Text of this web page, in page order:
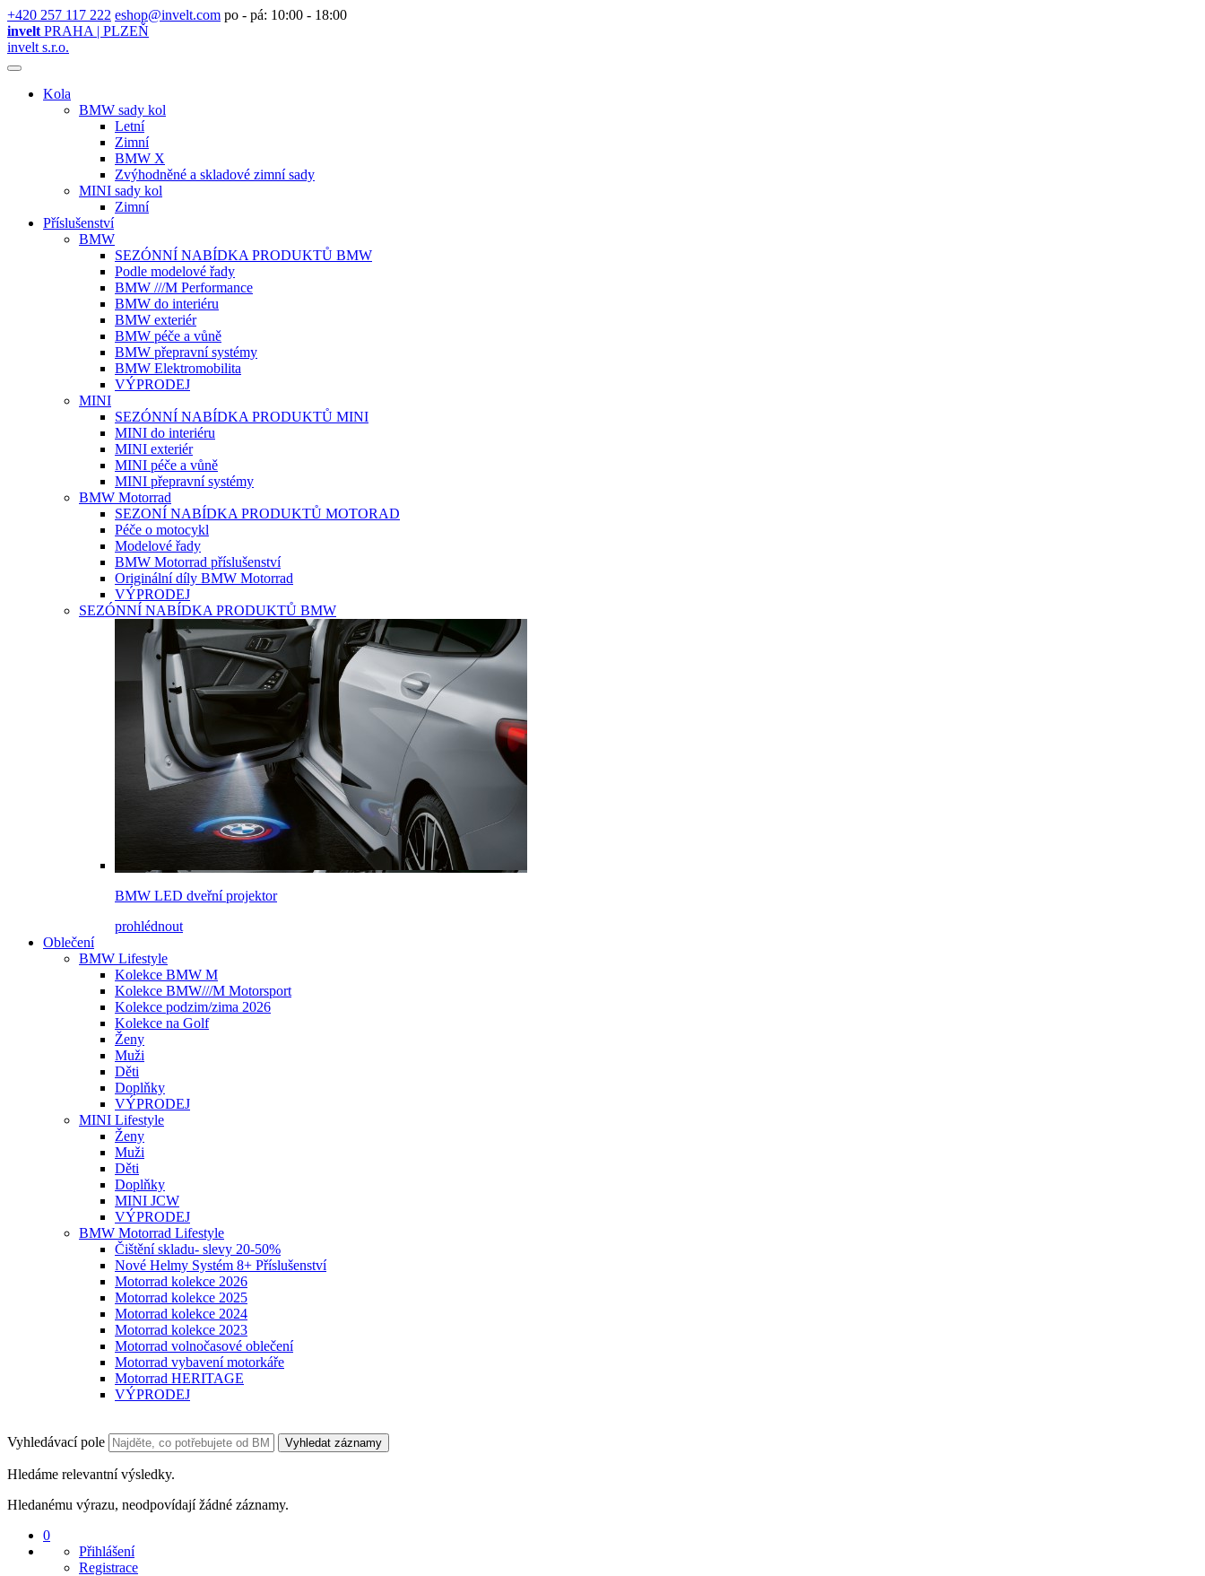
+420 257 117 222 eshop@invelt.com po - pá: 10:00 - 18:00
invelt PRAHA | PLZEŇ
invelt s.r.o.
Kola
BMW sady kol
Letní
Zimní
BMW X
Zvýhodněné a skladové zimní sady
MINI sady kol
Zimní
Příslušenství
BMW
SEZÓNNÍ NABÍDKA PRODUKTŮ BMW
Podle modelové řady
BMW ///M Performance
BMW do interiéru
BMW exteriér
BMW péče a vůně
BMW přepravní systémy
BMW Elektromobilita
VÝPRODEJ
MINI
SEZÓNNÍ NABÍDKA PRODUKTŮ MINI
MINI do interiéru
MINI exteriér
MINI péče a vůně
MINI přepravní systémy
BMW Motorrad
SEZONÍ NABÍDKA PRODUKTŮ MOTORAD
Péče o motocykl
Modelové řady
BMW Motorrad příslušenství
Originální díly BMW Motorrad
VÝPRODEJ
SEZÓNNÍ NABÍDKA PRODUKTŮ BMW
BMW LED dveřní projektor
prohlédnout
Oblečení
BMW Lifestyle
Kolekce BMW M
Kolekce BMW///M Motorsport
Kolekce podzim/zima 2026
Kolekce na Golf
Ženy
Muži
Děti
Doplňky
VÝPRODEJ
MINI Lifestyle
Ženy
Muži
Děti
Doplňky
MINI JCW
VÝPRODEJ
BMW Motorrad Lifestyle
Čištění skladu- slevy 20-50%
Nové Helmy Systém 8+ Příslušenství
Motorrad kolekce 2026
Motorrad kolekce 2025
Motorrad kolekce 2024
Motorrad kolekce 2023
Motorrad volnočasové oblečení
Motorrad vybavení motorkáře
Motorrad HERITAGE
VÝPRODEJ
Vyhledávací pole Vyhledat záznamy
Hledáme relevantní výsledky.
Hledanému výrazu, neodpovídají žádné záznamy.
0
Přihlášení
Registrace